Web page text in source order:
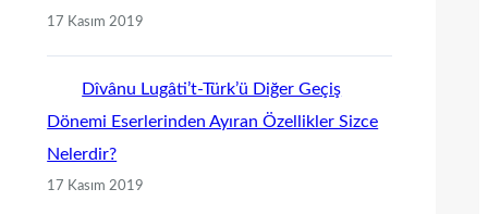
17 Kasım 2019
Dîvânu Lugâti’t-Türk’ü Diğer Geçiş
Dönemi Eserlerinden Ayıran Özellikler Sizce
Nelerdir?
17 Kasım 2019